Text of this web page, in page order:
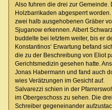
Also fuhren die drei zur Gemeinde.
Holzbarrikaden abgesperrt
zwei halb ausgehobenen Gräber
Sjuganow erkennen. Albert
buddelte bei letztem weiter, bis er
Konstantinos‘ Erwartung befand
die zu der Beschreibung von Eliot
Gerichtsmedizin gesehen hatte.
Jonas Habermann und fand auch
wies Verätzungen im Gesicht auf.
Salvarezzi schien in der
im Obergeschoss zu sehen. Die
Schreiber gegeneinander